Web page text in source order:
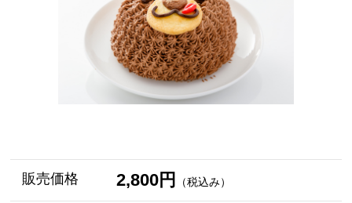
販売価格 2,800円 （税込み）